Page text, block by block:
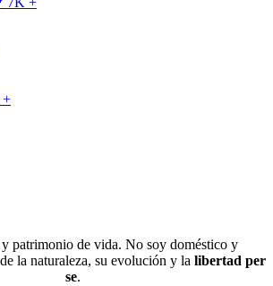
+
patrimonio de vida. No soy doméstico y
la naturaleza, su evolución y la libertad per
se.